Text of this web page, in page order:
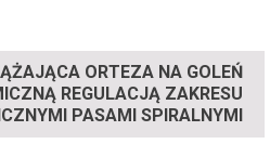
ORTEZA NA GOLEŃ
REGULACJĄ ZAKRESU
PASAMI SPIRALNYMI